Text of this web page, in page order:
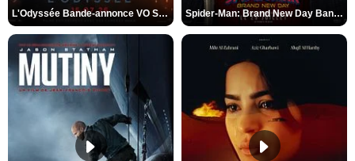
L'Odyssée Bande-annonce VO STFR Spider-Man: Brand New Day Bande-annonce VO STFR